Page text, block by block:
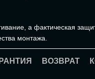
а фактическая
монтажа.
ВОЗВРАТ